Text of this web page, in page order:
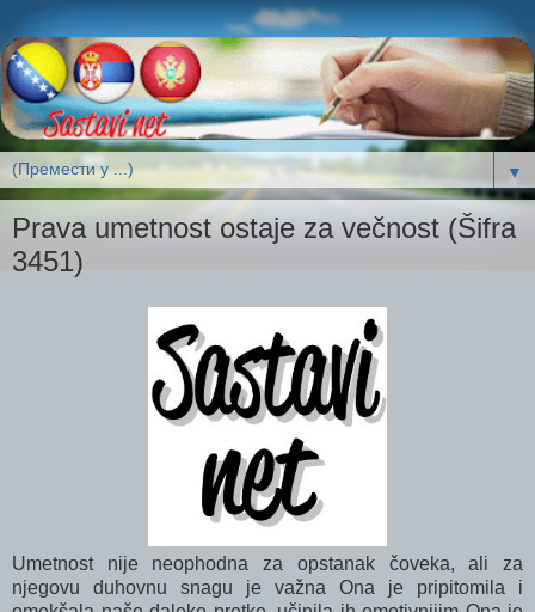
▼
Prava umetnost ostaje za večnost (Šifra
3451)
Umetnost nije neophodna za opstanak čoveka, ali za
njegovu duhovnu snagu je važna Ona je pripitomila i